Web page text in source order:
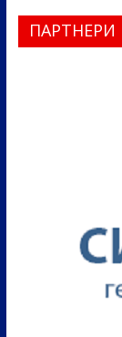
ПАРТНЕРИ